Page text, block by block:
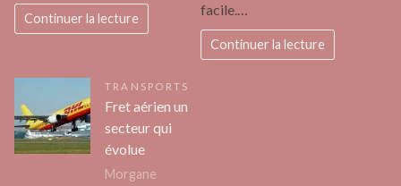
Continuer la lecture
facile.…
Continuer la lecture
TRANSPORTS
Fret aérien un
secteur qui
évolue
Morgane